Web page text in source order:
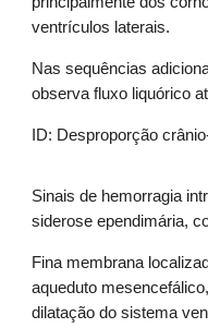
ventrículos laterais.
Nas sequências
observa fluxo liquórico
ID: Desproporção
Sinais de hemorragia
siderose ependimária,
Fina membrana
aqueduto
dilatação do sistema